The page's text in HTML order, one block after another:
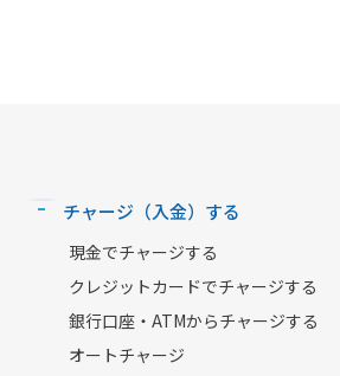
チャージ（入金）する
現金でチャージする
クレジットカードでチャージする
銀行口座・ATMからチャージする
オートチャージ